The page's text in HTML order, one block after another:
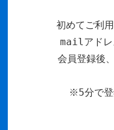
初めてご利
mailアドレ
会員登録後
※5分で登